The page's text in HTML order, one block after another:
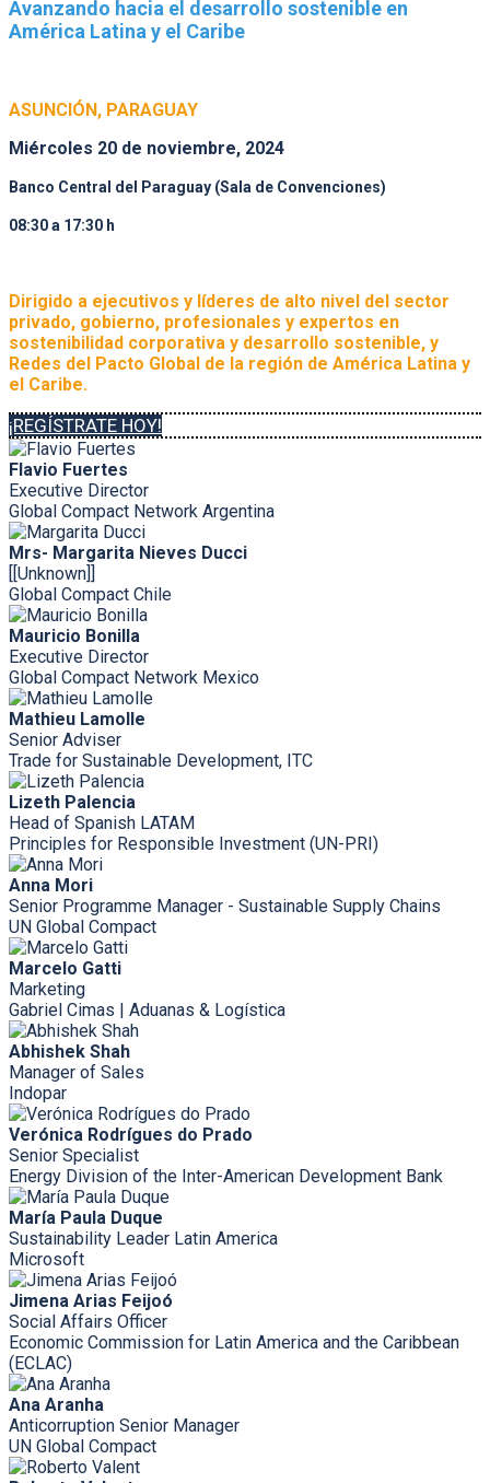
Avanzando hacia el desarrollo sostenible en
América Latina y el Caribe
ASUNCIÓN, PARAGUAY
Miércoles 20 de noviembre, 2024
Banco Central del Paraguay (Sala de Convenciones)
08:30 a 17:30 h
Dirigido a ejecutivos y líderes de alto nivel del sector
privado, gobierno, profesionales y expertos en
sostenibilidad corporativa y desarrollo sostenible, y
Redes del Pacto Global de la región de América Latina y
el Caribe.
¡REGÍSTRATE HOY!
Flavio Fuertes
Executive Director
Global Compact Network Argentina
Mrs- Margarita Nieves Ducci
[[Unknown]]
Global Compact Chile
Mauricio Bonilla
Executive Director
Global Compact Network Mexico
Mathieu Lamolle
Senior Adviser
Trade for Sustainable Development, ITC
Lizeth Palencia
Head of Spanish LATAM
Principles for Responsible Investment (UN-PRI)
Anna Mori
Senior Programme Manager - Sustainable Supply Chains
UN Global Compact
Marcelo Gatti
Marketing
Gabriel Cimas | Aduanas & Logística
Abhishek Shah
Manager of Sales
Indopar
Verónica Rodrígues do Prado
Senior Specialist
Energy Division of the Inter-American Development Bank
María Paula Duque
Sustainability Leader Latin America
Microsoft
Jimena Arias Feijoó
Social Affairs Officer
Economic Commission for Latin America and the Caribbean
(ECLAC)
Ana Aranha
Anticorruption Senior Manager
UN Global Compact